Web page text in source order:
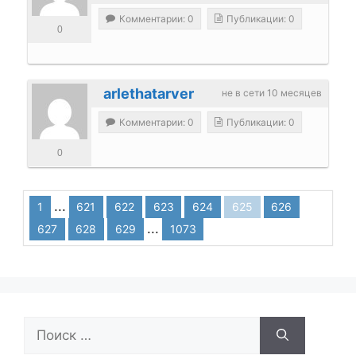
0
Комментарии: 0 Публикации: 0
не в сети 10 месяцев
arlethatarver
0
Комментарии: 0 Публикации: 0
1 ... 621 622 623 624 625
626
627
628 629 ... 1073